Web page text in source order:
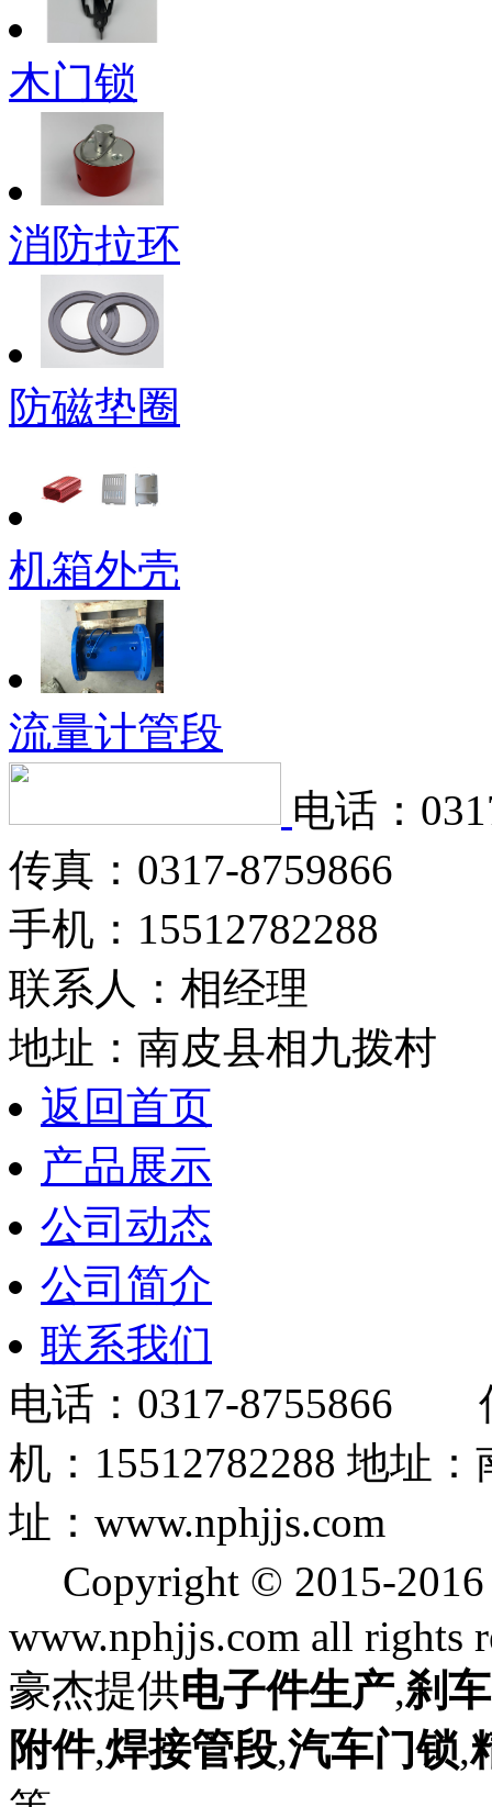
木门锁
消防拉环
防磁垫圈
机箱外壳
流量计管段
电话：
传真：0317-8759866
手机：15512782288
联系人：相经理
地址：南皮县相九拨村
返回首页
产品展示
公司动态
公司简介
联系我们
电话：0317-8755866
机：15512782288 地
址：www.nphjjs.com
Copyright © 2015-
www.nphjjs.com all rights
豪杰提供电子件生产,刹
附件,焊接管段,汽车门锁,